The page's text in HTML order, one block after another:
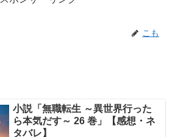
こも
小説「無職転生 ～異世界行った
ら本気だす～ 26 巻」【感想・ネ
タバレ】